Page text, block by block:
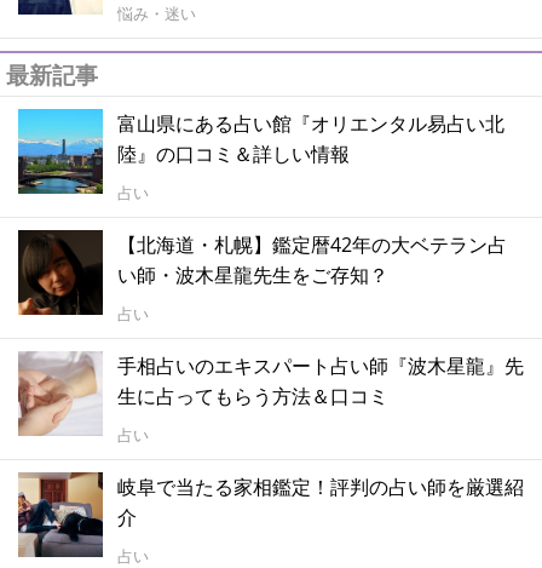
悩み・迷い
最新記事
富山県にある占い館『オリエンタル易占い北
陸』の口コミ＆詳しい情報
占い
【北海道・札幌】鑑定暦42年の大ベテラン占
い師・波木星龍先生をご存知？
占い
手相占いのエキスパート占い師『波木星龍』先
生に占ってもらう方法＆口コミ
占い
岐阜で当たる家相鑑定！評判の占い師を厳選紹
介
占い